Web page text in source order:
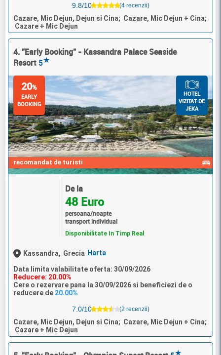
9.8/10 (4 recenzii)
Cazare, Mic Dejun, Dejun si Cina; Cazare, Mic Dejun + Cina;
Cazare + Mic Dejun
4. "Early Booking" - Kassandra Palace Seaside
Resort 5★
recomandat de turisti
20%
EARLY
BOOKING
HOTEL
VIZITAT DE
JEKA
De la
48 Euro
persoana/noapte
transport individual
Disponibilitate In Timp Real
Kassandra, Grecia Harta
Data limita valabilitate oferta: 30/09/2026
Reducere: 20.00%
Cere o rezervare pana la 30/09/2026 si beneficiezi de o
reducere de 20.00%
7.0/10 (2 recenzii)
Cazare, Mic Dejun, Dejun si Cina; Cazare, Mic Dejun + Cina;
Cazare + Mic Dejun
★